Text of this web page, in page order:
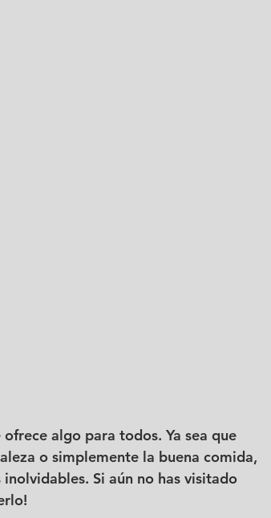
algo para todos. Ya sea que
o simplemente la buena comida,
Si aún no has visitado